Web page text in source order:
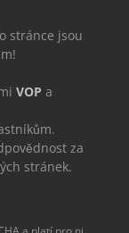
stránce jsou
VOP a
za
stránek.